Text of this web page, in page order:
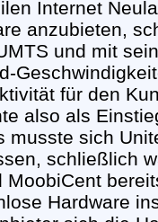
Internet
anzubieten,
und mit
für den
also als
musste sich
schließlich
Hardware